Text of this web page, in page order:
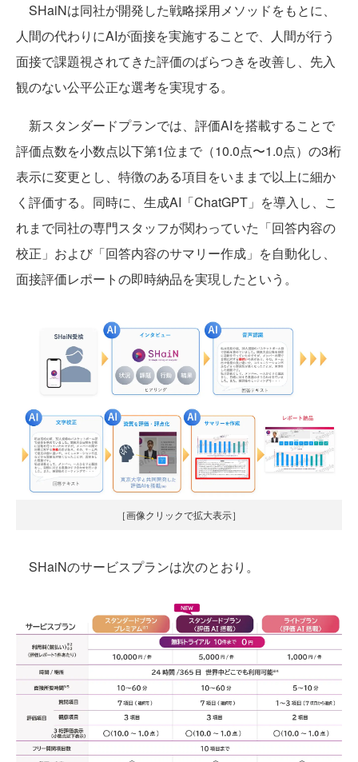
SHaiNは同社が開発した戦略採用メソッドをもとに、
人間の代わりにAIが面接を実施することで、人間が行う
面接で課題視されてきた評価のばらつきを改善し、先入
観のない公平公正な選考を実現する。
新スタンダードプランでは、評価AIを搭載することで
評価点数を小数点以下第1位まで（10.0点〜1.0点）の3桁
表示に変更とし、特徴のある項目をいままで以上に細か
く評価する。同時に、生成AI「ChatGPT」を導入し、こ
れまで同社の専門スタッフが関わっていた「回答内容の
校正」および「回答内容のサマリー作成」を自動化し、
面接評価レポートの即時納品を実現したという。
［画像クリックで拡大表示］
SHaiNのサービスプランは次のとおり。